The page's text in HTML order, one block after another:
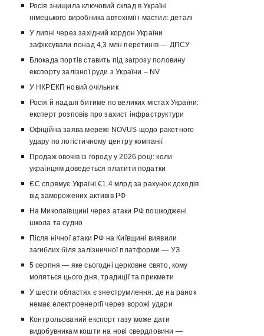
Росія знищила ключовий склад в Україні
німецького виробника автохімії і мастил: деталі
У липні через західний кордон України
зафіксували понад 4,3 млн перетинів — ДПСУ
Блокада портів ставить під загрозу половину
експорту залізної руди з України – NV
У НКРЕКП новий очільник
Росія й надалі битиме по великих містах України:
експерт розповів про захист інфраструктури
Офіційна заява мережі NOVUS щодо ракетного
удару по логістичному центру компанії
Продаж овочів із городу у 2026 році: коли
українцям доведеться платити податки
ЄС спрямує Україні €1,4 млрд за рахунок доходів
від заморожених активів РФ
На Миколаївщині через атаки РФ пошкоджені
школа та судно
Після нічної атаки РФ на Київщині виявили
загиблих біля залізничної платформи — УЗ
5 серпня — яке сьогодні церковне свято, кому
моляться цього дня, традиції та прикмети
У шести областях є знеструмлення: де на ранок
немає електроенергії через ворожі удари
Контрольований експорт газу може дати
видобувникам кошти на нові свердловини —